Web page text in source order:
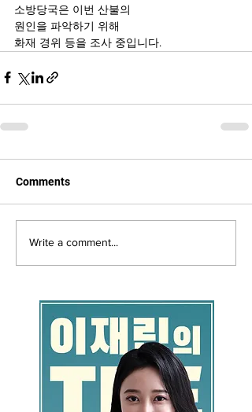
소방당국은 이번 산불의
원인을 파악하기 위해
화재 경위 등을 조사 중입니다.
Comments
Write a comment...